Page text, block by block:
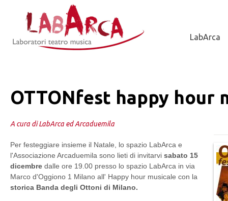
LabArca
OTTONfest happy hour
A cura di LabArca ed Arcaduemila
Per festeggiare insieme il Natale, lo spazio LabArca e
l'Associazione Arcaduemila sono lieti di invitarvi sabato 15
dicembre dalle ore 19.00 presso lo spazio LabArca in via
Marco d'Oggiono 1 Milano all' Happy hour musicale con la
storica Banda degli Ottoni di Milano.